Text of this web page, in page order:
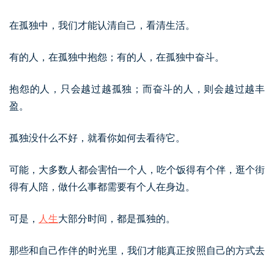
在孤独中，我们才能认清自己，看清生活。
有的人，在孤独中抱怨；有的人，在孤独中奋斗。
抱怨的人，只会越过越孤独；而奋斗的人，则会越过越丰
盈。
孤独没什么不好，就看你如何去看待它。
可能，大多数人都会害怕一个人，吃个饭得有个伴，逛个街
得有人陪，做什么事都需要有个人在身边。
可是， 人生大部分时间，都是孤独的。
那些和自己作伴的时光里，我们才能真正按照自己的方式去